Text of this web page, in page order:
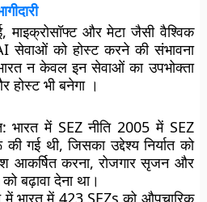
और मेटा जैसी वैश्विक
सेवाओं को होस्ट करने की संभावना
न केवल इन सेवाओं का उपभोक्ता
होस्ट भी बनेगा ।
: भारत में SEZ नीति 2005 में SEZ
गई थी, जिसका उद्देश्य निर्यात को
आकर्षित करना, रोजगार सृजन और
बढ़ावा देना था।
में भारत में 423 SEZs को औपचारिक